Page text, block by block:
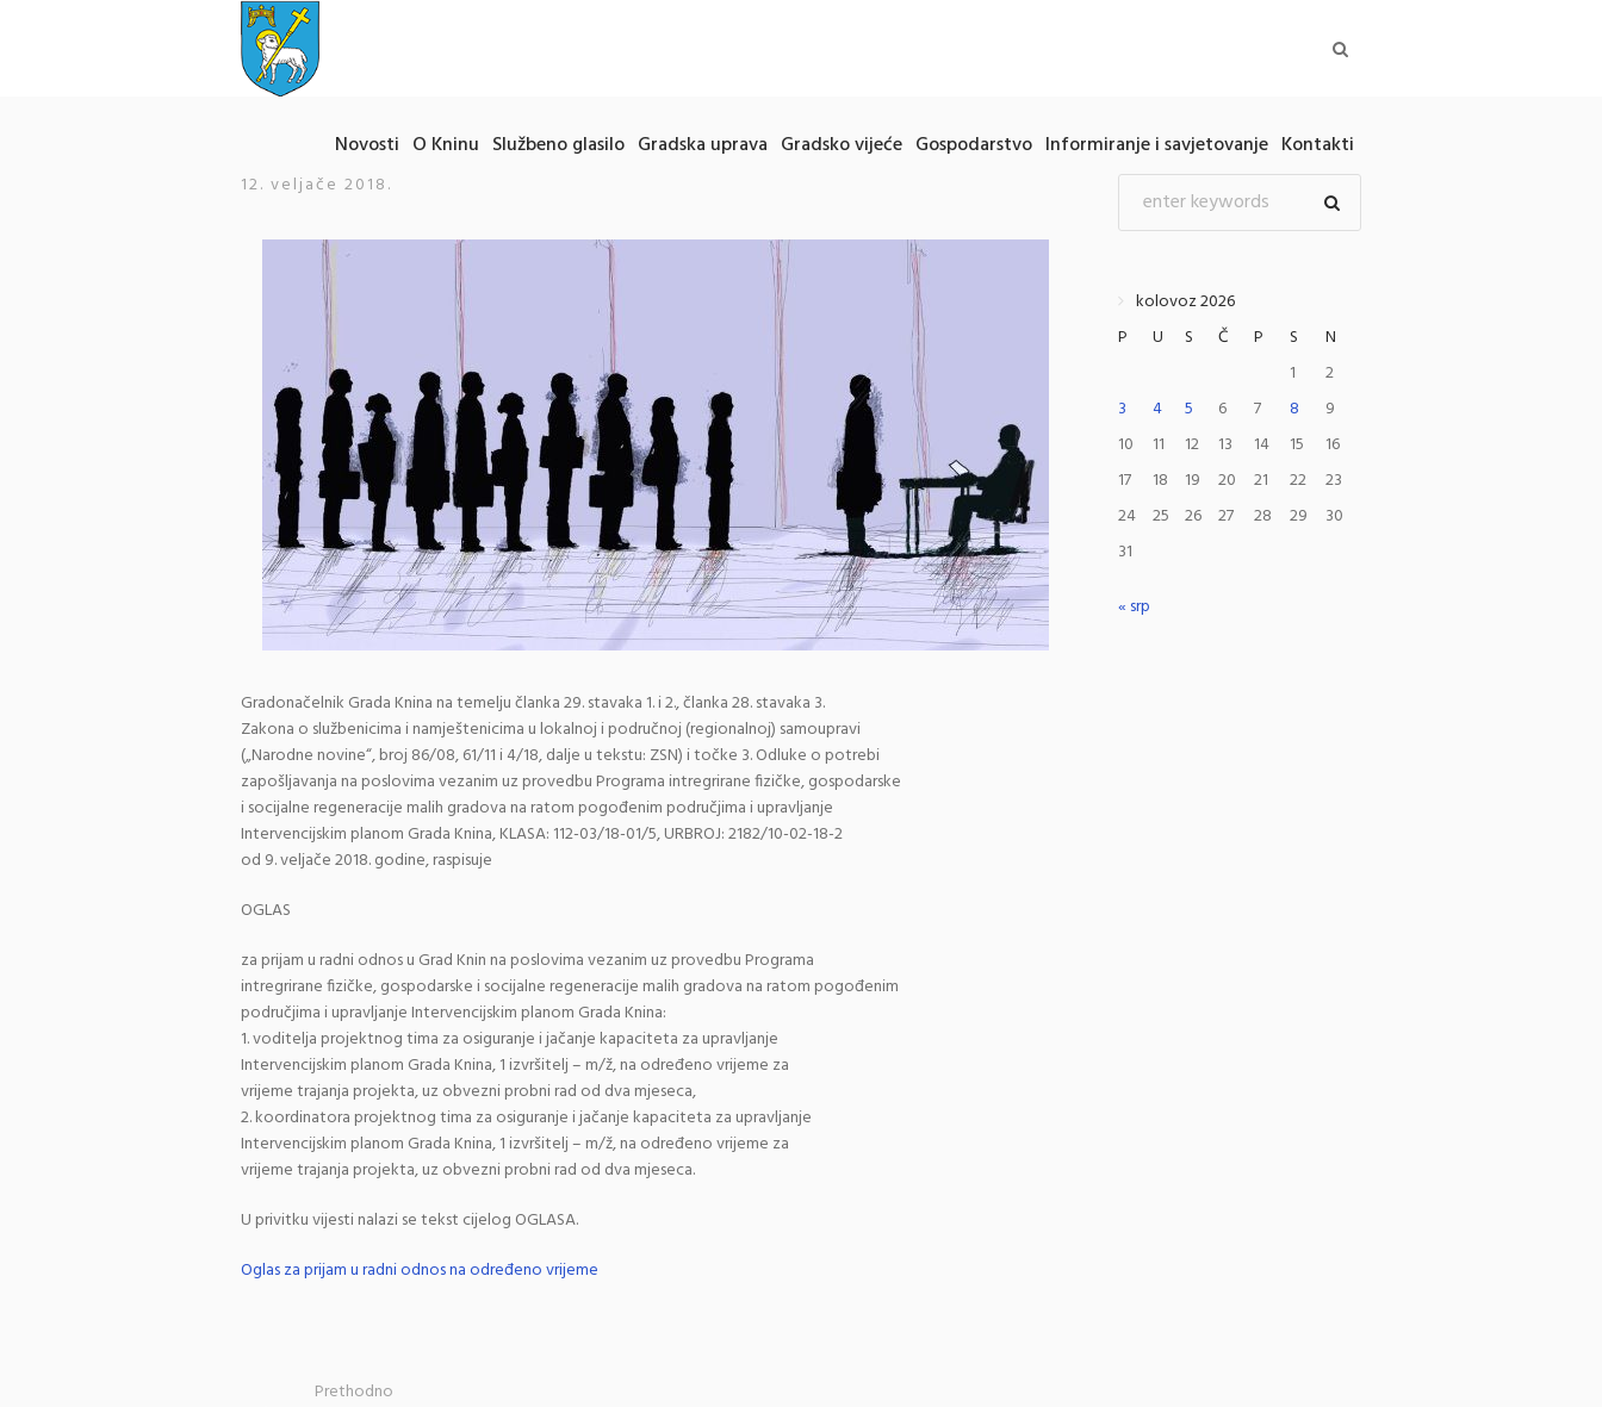
Novosti O Kninu Službeno glasilo Gradska uprava Gradsko vijeće Gospodarstvo Informiranje i savjetovanje Kontakti
12. veljače 2018.
Gradonačelnik Grada Knina na temelju članka 29. stavaka 1. i 2., članka 28. stavaka 3.
Zakona o službenicima i namještenicima u lokalnoj i područnoj (regionalnoj) samoupravi
(„Narodne novine“, broj 86/08, 61/11 i 4/18, dalje u tekstu: ZSN) i točke 3. Odluke o potrebi
zapošljavanja na poslovima vezanim uz provedbu Programa intregrirane fizičke, gospodarske
i socijalne regeneracije malih gradova na ratom pogođenim područjima i upravljanje
Intervencijskim planom Grada Knina, KLASA: 112-03/18-01/5, URBROJ: 2182/10-02-18-2
od 9. veljače 2018. godine, raspisuje
OGLAS
za prijam u radni odnos u Grad Knin na poslovima vezanim uz provedbu Programa
intregrirane fizičke, gospodarske i socijalne regeneracije malih gradova na ratom pogođenim
područjima i upravljanje Intervencijskim planom Grada Knina:
1. voditelja projektnog tima za osiguranje i jačanje kapaciteta za upravljanje
Intervencijskim planom Grada Knina, 1 izvršitelj – m/ž, na određeno vrijeme za
vrijeme trajanja projekta, uz obvezni probni rad od dva mjeseca,
2. koordinatora projektnog tima za osiguranje i jačanje kapaciteta za upravljanje
Intervencijskim planom Grada Knina, 1 izvršitelj – m/ž, na određeno vrijeme za
vrijeme trajanja projekta, uz obvezni probni rad od dva mjeseca.
U privitku vijesti nalazi se tekst cijelog OGLASA.
Oglas za prijam u radni odnos na određeno vrijeme
Prethodno
kolovoz 2026
P
U S Č P S
N
1
2
3
4 5 6 7 8
9
10
11 12 13 14 15
16
17
18 19 20 21 22
23
24
25 26 27 28 29
30
31
« srp